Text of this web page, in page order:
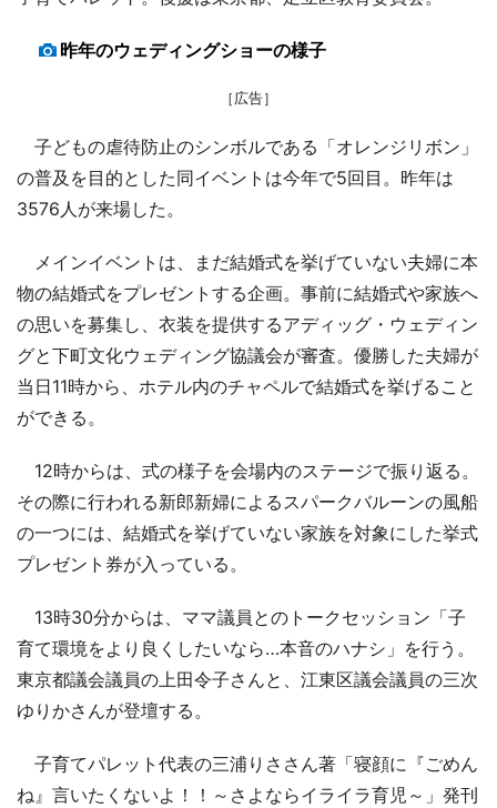
昨年のウェディングショーの様子
［広告］
子どもの虐待防止のシンボルである「オレンジリボン」
の普及を目的とした同イベントは今年で5回目。昨年は
3576人が来場した。
メインイベントは、まだ結婚式を挙げていない夫婦に本
物の結婚式をプレゼントする企画。事前に結婚式や家族へ
の思いを募集し、衣装を提供するアディッグ・ウェディン
グと下町文化ウェディング協議会が審査。優勝した夫婦が
当日11時から、ホテル内のチャペルで結婚式を挙げること
ができる。
12時からは、式の様子を会場内のステージで振り返る。
その際に行われる新郎新婦によるスパークバルーンの風船
の一つには、結婚式を挙げていない家族を対象にした挙式
プレゼント券が入っている。
13時30分からは、ママ議員とのトークセッション「子
育て環境をより良くしたいなら…本音のハナシ」を行う。
東京都議会議員の上田令子さんと、江東区議会議員の三次
ゆりかさんが登壇する。
子育てパレット代表の三浦りささん著「寝顔に『ごめん
ね』言いたくないよ！！～さよならイライラ育児～」発刊